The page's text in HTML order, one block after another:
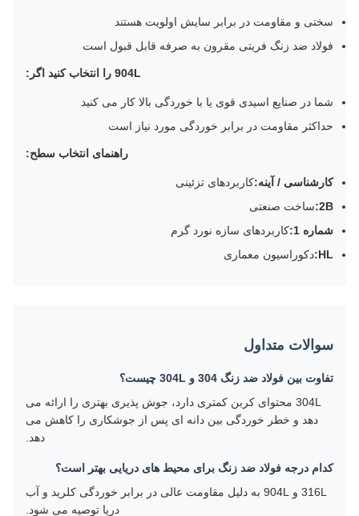
سختی و مقاومت در برابر سایش اولویت هستند
فولاد ضد زنگ فریتی مقرون به صرفه قابل قبول است
شما در صنایع اسیدی قوی یا با خوردگی بالا کار می کنید
حداکثر مقاومت در برابر خوردگی مورد نیاز است
راهنمای انتخاب سطح:
کارشناسی / آینه:کاربردهای تزئینی
2B:
ساخت صنعتی
شماره 1:
کاربردهای سازه نورد گرم
HL:
دکوراسیون معماری
سوالات متداول
تفاوت بین فولاد ضد زنگ 304 و 304L چیست؟
304L محتوای کربن کمتری دارد، جوش پذیری بهتری را ارائه می
دهد و خطر خوردگی بین دانه ای پس از جوشکاری را کاهش می
کدام درجه فولاد ضد زنگ برای محیط های دریایی بهتر است؟
316L و 904L به دلیل مقاومت عالی در برابر خوردگی کلرید و آب
دریا توصیه می شود.